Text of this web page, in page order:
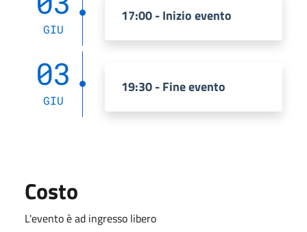
GIU
17:00 - Inizio evento
03
GIU
19:30 - Fine evento
Costo
L'evento è ad ingresso libero